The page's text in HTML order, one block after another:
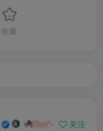
收藏
关注